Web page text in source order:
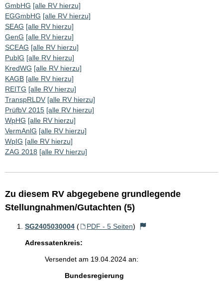
GmbHG [alle RV hierzu]
EGGmbHG [alle RV hierzu]
SEAG [alle RV hierzu]
GenG [alle RV hierzu]
SCEAG [alle RV hierzu]
PublG [alle RV hierzu]
KredWG [alle RV hierzu]
KAGB [alle RV hierzu]
REITG [alle RV hierzu]
TranspRLDV [alle RV hierzu]
PrüfbV 2015 [alle RV hierzu]
WpHG [alle RV hierzu]
VermAnlG [alle RV hierzu]
WpIG [alle RV hierzu]
ZAG 2018 [alle RV hierzu]
Zu diesem RV abgegebene grundlegende
Stellungnahmen/Gutachten (5)
SG2405030004 ( PDF - 5 Seiten)
Adressatenkreis:
Versendet am 19.04.2024 an:
Bundesregierung